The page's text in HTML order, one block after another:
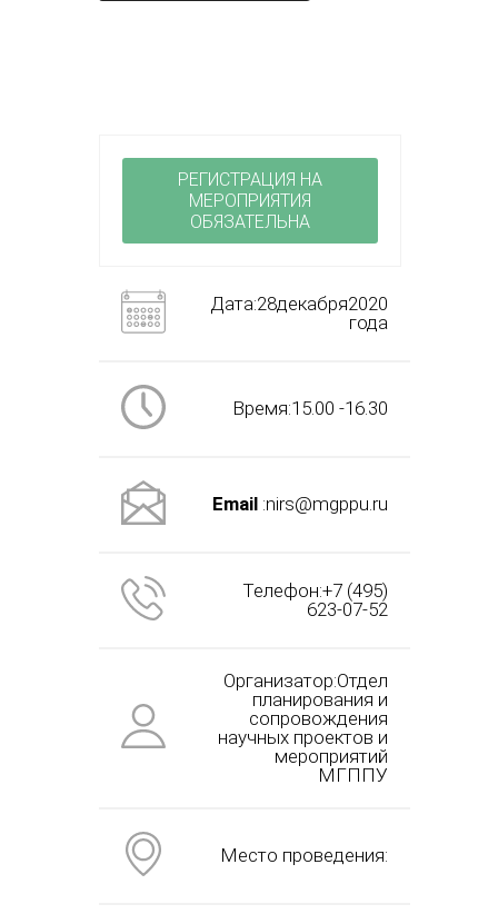
РЕГИСТРАЦИЯ НА
МЕРОПРИЯТИЯ
ОБЯЗАТЕЛЬНА
Дата:28декабря2020
года
Время:15.00 -16.30
Email :nirs@mgppu.ru
Телефон:+7 (495)
623-07-52
Организатор:Отдел
планирования и
сопровождения
научных проектов и
мероприятий
МГППУ
Место проведения: